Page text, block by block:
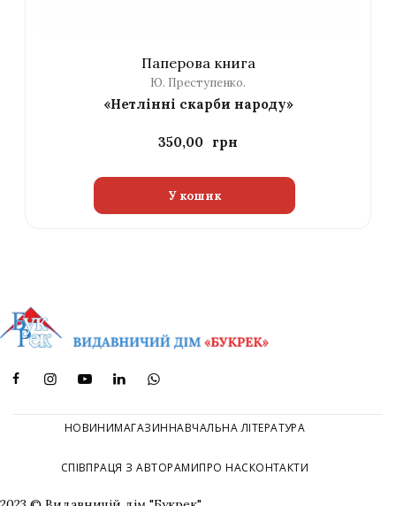
Паперова книга
Ю. Преступенко.
«Нетлінні скарби народу»
350,00
У кошик
НОВИНИМАГАЗИННАВЧАЛЬНА ЛІТЕРАТУРА
СПІВПРАЦЯ З АВТОРАМИПРО НАСКОНТАКТИ